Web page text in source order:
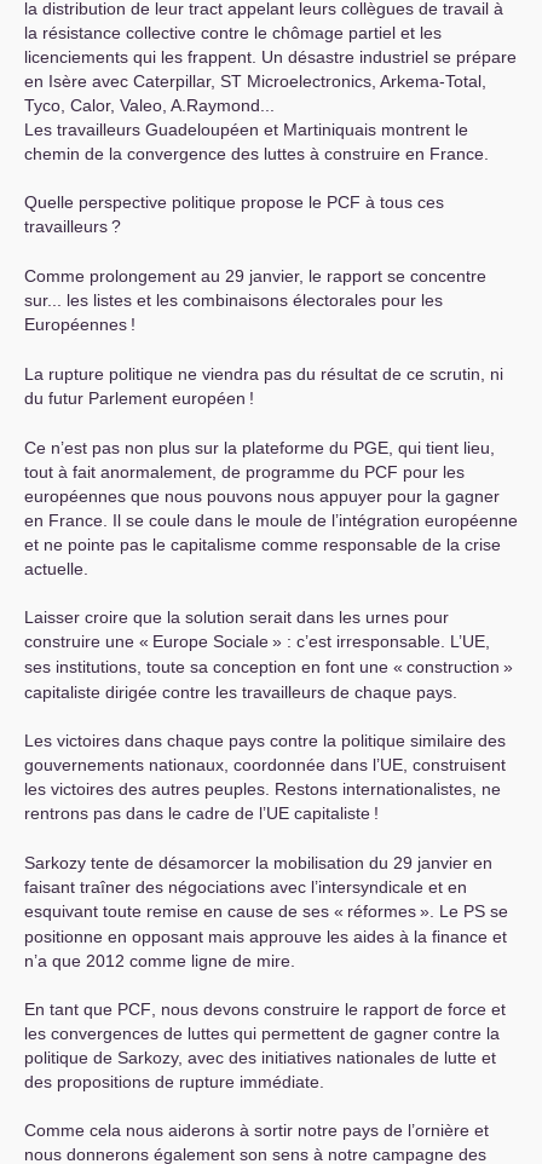
la distribution de leur tract appelant leurs collègues de travail à
la résistance collective contre le chômage partiel et les
licenciements qui les frappent. Un désastre industriel se prépare
en Isère avec Caterpillar, ST Microelectronics, Arkema-Total,
Tyco, Calor, Valeo, A.Raymond...
Les travailleurs Guadeloupéen et Martiniquais montrent le
chemin de la convergence des luttes à construire en France.
Quelle perspective politique propose le PCF à tous ces
travailleurs?
Comme prolongement au 29 janvier, le rapport se concentre
sur... les listes et les combinaisons électorales pour les
Européennes !
La rupture politique ne viendra pas du résultat de ce scrutin, ni
du futur Parlement européen !
Ce n’est pas non plus sur la plateforme du PGE , qui tient lieu,
tout à fait anormalement, de programme du PCF pour les
européennes que nous pouvons nous appuyer pour la gagner
en France. Il se coule dans le moule de l’intégration européenne
et ne pointe pas le capitalisme comme responsable de la crise
actuelle.
Laisser croire que la solution serait dans les urnes pour
construire une « Europe Sociale» : c’est irresponsable. L’UE
ses institutions, toute sa conception en font une « construction »
capitaliste dirigée contre les travailleurs de chaque pays.
Les victoires dans chaque pays contre la politique similaire des
gouvernements nationaux, coordonnée dans l’UE , construisent
les victoires des autres peuples. Restons internationalistes, ne
rentrons pas dans le cadre de l’UE capitaliste !
Sarkozy tente de désamorcer la mobilisation du 29 janvier en
faisant traîner des négociations avec l’intersyndicale et en
esquivant toute remise en cause de ses « réformes». Le PS se
positionne en opposant mais approuve les aides à la finance et
n’a que 2012 comme ligne de mire.
En tant que PCF , nous devons construire le rapport de force et
les convergences de luttes qui permettent de gagner contre la
politique de Sarkozy, avec des initiatives nationales de lutte et
des propositions de rupture immédiate.
Comme cela nous aiderons à sortir notre pays de l’ornière et
nous donnerons également son sens à notre campagne des